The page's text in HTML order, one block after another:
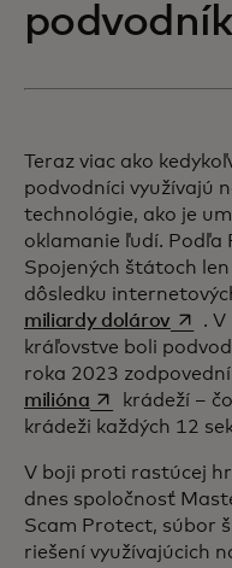
Teraz viac ako
podvodníci využívajú
technológie, ako je
oklamanie ľudí. Podľa
Spojených štátoch
dôsledku
miliardy dolárovopens
.
kráľovstve boli
roka 2023
miliónaopens in a new
krádeží –
krádeži každých 12
V boji proti rastúcej
dnes spoločnosť
Scam Protect, súbor
riešení využívajúcich